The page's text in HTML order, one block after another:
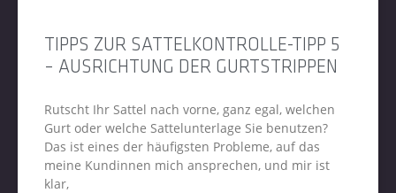
TIPPS ZUR SATTELKONTROLLE-TIPP 5
– AUSRICHTUNG DER GURTSTRIPPEN
Rutscht Ihr Sattel nach vorne, ganz egal, welchen
Gurt oder welche Sattelunterlage Sie benutzen?
Das ist eines der häufigsten Probleme, auf das
meine Kundinnen mich ansprechen, und mir ist
klar,